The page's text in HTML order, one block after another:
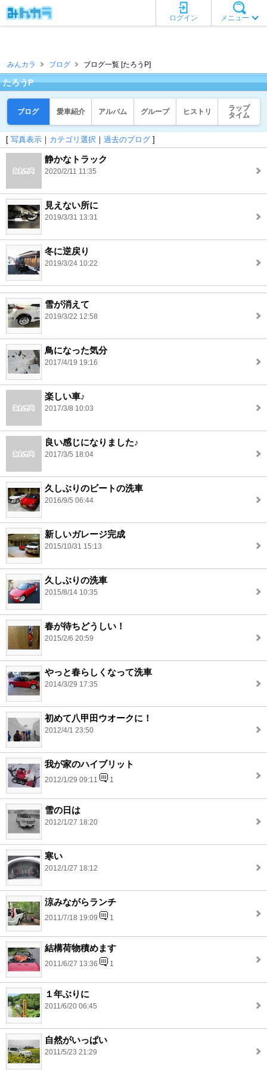
メニュー
ログイン
みんカラ ブログ ブログ一覧 [たろうP]
たろうP
ブログ 愛車紹介 アルバム グループ ヒストリ
ラップ
タイム
[ 写真表示 ｜ カテゴリ選択 ｜ 過去のブログ ]
静かなトラック
2020/2/11 11:35
見えない所に
2019/3/31 13:31
冬に逆戻り
2019/3/24 10:22
雪が消えて
2019/3/22 12:58
鳥になった気分
2017/4/19 19:16
楽しい車♪
2017/3/8 10:03
良い感じになりました♪
2017/3/5 18:04
久しぶりのビートの洗車
2016/9/5 06:44
新しいガレージ完成
2015/10/31 15:13
久しぶりの洗車
2015/8/14 10:35
春が待ちどうしい！
2015/2/6 20:59
やっと春らしくなって洗車
2014/3/29 17:35
初めて八甲田ウオークに！
2012/4/1 23:50
我が家のハイブリット
2012/1/29 09:11 1
雪の日は
2012/1/27 18:20
寒い
2012/1/27 18:12
涼みながらランチ
2011/7/18 19:09 1
結構荷物積めます
2011/6/27 13:36 1
１年ぶりに
2011/6/20 06:45
自然がいっぱい
2011/5/23 21:29